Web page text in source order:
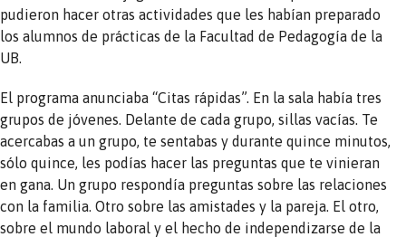
pudieron hacer otras actividades que les habían preparado
los alumnos de prácticas de la Facultad de Pedagogía de la
UB.
El programa anunciaba “Citas rápidas”. En la sala había tres
grupos de jóvenes. Delante de cada grupo, sillas vacías. Te
acercabas a un grupo, te sentabas y durante quince minutos,
sólo quince, les podías hacer las preguntas que te vinieran
en gana. Un grupo respondía preguntas sobre las relaciones
con la familia. Otro sobre las amistades y la pareja. El otro,
sobre el mundo laboral y el hecho de independizarse de la